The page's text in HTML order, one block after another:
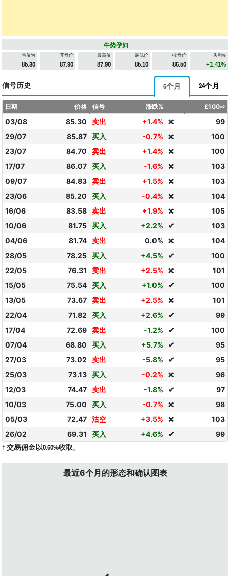
牛势孕妇
售价为
85.30
开盘价
87.90
最高价
87.90
最低价
85.10
收盘价
86.50
失利%
+1.41%
信号历史 6个月 24个月
日期 价格 信号 涨跌% £100⇨
03/08 85.30 卖出 +1.4% ❌
99
29/07
85.87 买入 -0.7% ❌
100
23/07
84.70 卖出 +1.4% ❌
100
17/07
86.07 买入 -1.6% ❌
103
09/07
84.83 卖出 +1.5% ❌
103
23/06
85.20 买入 -0.4% ❌
104
16/06
83.58 卖出 +1.9% ❌
105
10/06
81.75 买入 +2.2% ✔
103
04/06
81.74 卖出 0.0% ❌
104
28/05
78.25 买入 +4.5% ✔
100
22/05
76.31 卖出 +2.5% ❌
101
15/05
75.54 买入 +1.0% ✔
100
13/05
73.67 卖出 +2.5% ❌
101
22/04
71.82 买入 +2.6% ✔
99
17/04
72.69 卖出 -1.2% ✔
100
07/04
68.80 买入 +5.7% ✔
95
27/03
73.02 卖出 -5.8% ✔
95
25/03
73.13 买入 -0.2% ❌
96
12/03
74.47 卖出 -1.8% ✔
97
10/03
75.00 买入 -0.7% ❌
98
05/03
72.47 沽空 +3.5% ❌
103
26/02
69.31 买入 +4.6% ✔ 99
† 交易佣金以0.60%收取。
最近6个月的形态和确认图表